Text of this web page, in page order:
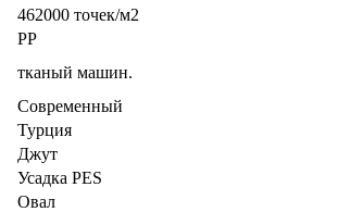
462000 точек/м2
PP
тканый машин.
Современный
Турция
Джут
Усадка PES
Овал